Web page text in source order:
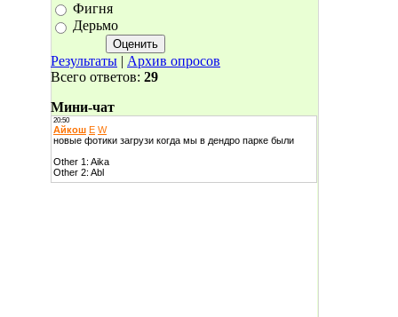
Фигня
Дерьмо
Результаты | Архив опросов
Всего ответов: 29
Мини-чат